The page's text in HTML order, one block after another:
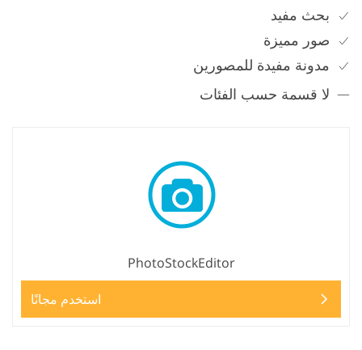
بحث مفيد
صور مميزة
مدونة مفيدة للمصورين
لا قسمة حسب الفئات
PhotoStockEditor
استخدم مجانًا